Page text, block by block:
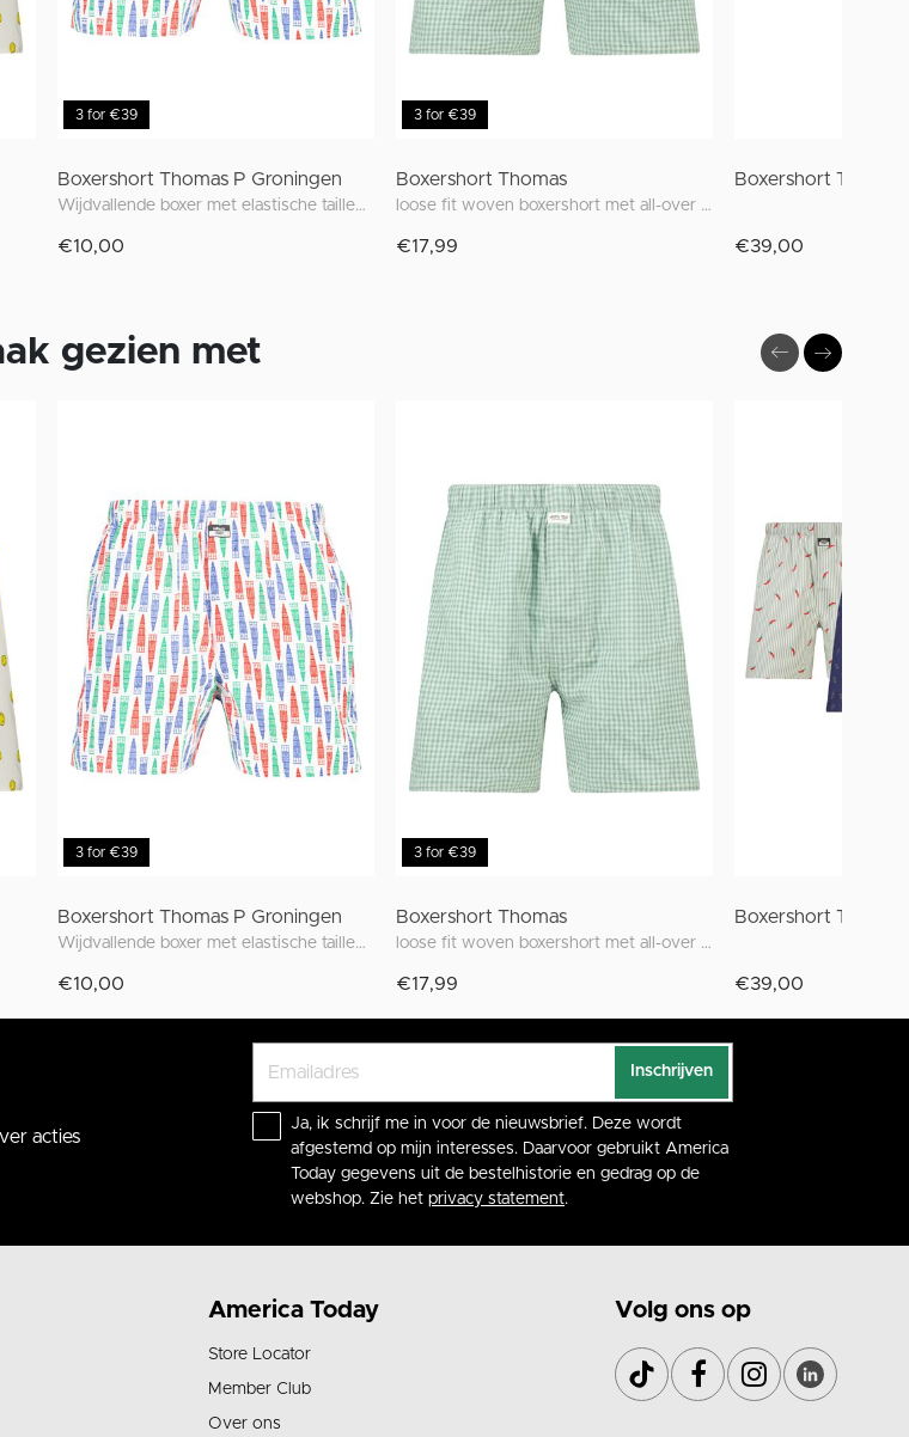
3 for €39
Boxershort Thomas P Groningen
Wijdvallende boxer met elastische tailleband en unieke prints geïnspireerd op Groningen
€10,00
3 for €39
Boxershort Thomas
loose fit woven boxershort met all-over print
€17,99
Boxershort Thomas
€39,00
gezien met
3 for €39
Boxershort Thomas P Groningen
Wijdvallende boxer met elastische tailleband en unieke prints geïnspireerd op Groningen
€10,00
3 for €39
Boxershort Thomas
loose fit woven boxershort met all-over print
€17,99
Boxershort Thomas
€39,00
acties
Inschrijven
Ja, ik schrijf me in voor de nieuwsbrief. Deze wordt
afgestemd op mijn interesses. Daarvoor gebruikt America
Today gegevens uit de bestelhistorie en gedrag op de
webshop. Zie het privacy statement.
America Today
Store Locator
Member Club
Over ons
Volg ons op